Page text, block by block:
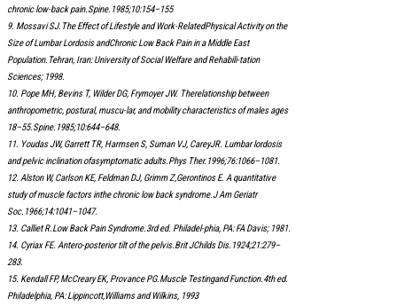
chronic low-back pain.Spine.1985;10:154–155
9. Mossavi SJ.The Effect of Lifestyle and Work-RelatedPhysical Activity on the
Size of Lumbar Lordosis andChronic Low Back Pain in a Middle East
Population.Tehran, Iran: University of Social Welfare and Rehabili-tation
Sciences; 1998.
10. Pope MH, Bevins T, Wilder DG, Frymoyer JW. Therelationship between
anthropometric, postural, muscu-lar, and mobility characteristics of males ages
18–55.Spine.1985;10:644–648.
11. Youdas JW, Garrett TR, Harmsen S, Suman VJ, CareyJR. Lumbar lordosis
and pelvic inclination ofasymptomatic adults.Phys Ther.1996;76:1066–1081.
12. Alston W, Carlson KE, Feldman DJ, Grimm Z,Gerontinos E. A quantitative
study of muscle factors inthe chronic low back syndrome.J Am Geriatr
Soc.1966;14:1041–1047.
13. Calliet R.Low Back Pain Syndrome.3rd ed. Philadel-phia, PA: FA Davis; 1981.
14. Cyriax FE. Antero-posterior tilt of the pelvis.Brit JChilds Dis.1924;21:279–
283.
15. Kendall FP, McCreary EK, Provance PG.Muscle Testingand Function.4th ed.
Philadelphia, PA: Lippincott,Williams and Wilkins, 1993